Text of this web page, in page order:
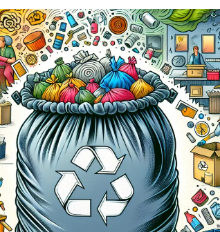
(2025): Гид по Выбору и Установке
5 Секретов (Гид 2025) Для